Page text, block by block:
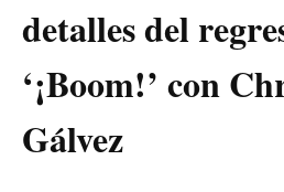
detalles del
‘¡Boom!’ con
Gálvez